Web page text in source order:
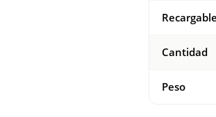
Recargable
Cantidad
Peso